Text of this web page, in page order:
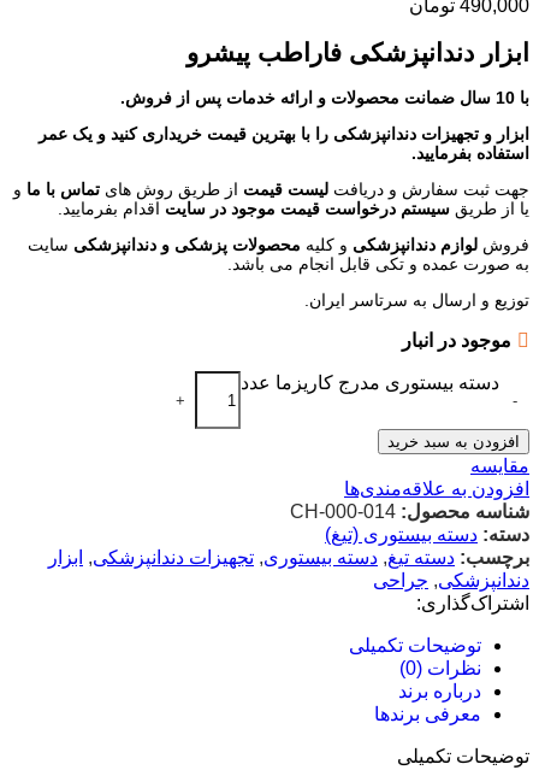
490,000 تومان
ابزار دندانپزشکی فاراطب پیشرو
با 10 سال ضمانت محصولات و ارائه خدمات پس از فروش.
ابزار و تجهیزات دندانپزشکی را با بهترین قیمت خریداری کنید و یک عمر
استفاده بفرمایید.
جهت ثبت سفارش و دریافت لیست قیمت از طریق روش های تماس با ما و
یا از طریق سیستم درخواست قیمت موجود در سایت اقدام بفرمایید.
فروش لوازم دندانپزشکی و کلیه محصولات پزشکی و دندانپزشکی سایت
به صورت عمده و تکی قابل انجام می باشد.
توزیع و ارسال به سرتاسر ایران.
موجود در انبار
-
دسته بیستوری مدرج کاریزما عدد
+
افزودن به سبد خرید
مقایسه
افزودن به علاقه‌مندی‌ها
شناسه محصول: CH-000-014
دسته: دسته بیستوری (تیغ)
برچسب: دسته تیغ, دسته بیستوری, تجهیزات دندانپزشکی, ابزار
دندانپزشکی, جراحی
اشتراک‌گذاری:
توضیحات تکمیلی
نظرات (0)
درباره برند
معرفی برند‌ها
توضیحات تکمیلی